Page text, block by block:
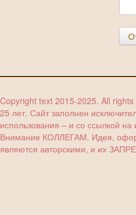
Copyright text 2015-2025. All
25 лет. Сайт заполнен
использования – и со ссылкой
Внимание КОЛЛЕГАМ. Идея,
являются авторскими, и их